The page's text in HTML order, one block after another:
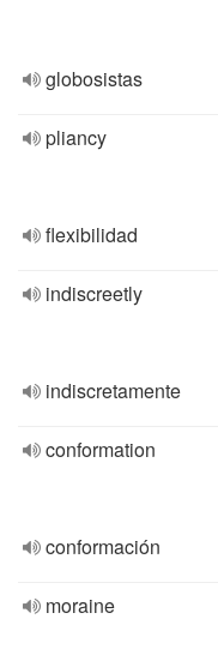
globosistas
pliancy
flexibilidad
indiscreetly
indiscretamente
conformation
conformación
moraine